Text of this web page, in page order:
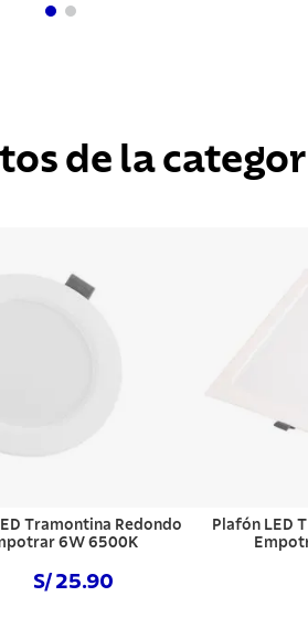
de la
Tramontina Redondo
6W 6500K
S/ 25.90
Plafón LED